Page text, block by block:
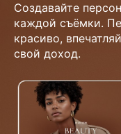
Создавайте
каждой съёмки.
красиво,
свой доход.